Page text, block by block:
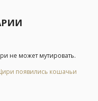
не может мутировать.
появились кошачьи